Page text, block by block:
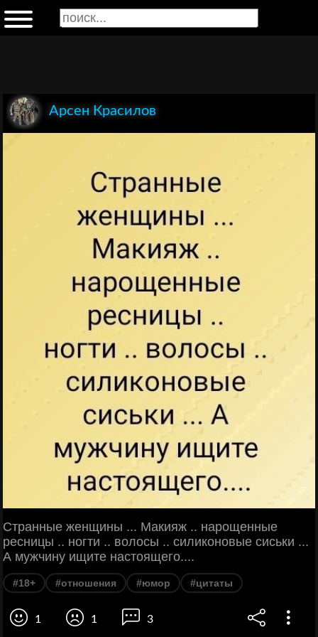
Арсен Красилов
Странные женщины ... Макияж .. нарощенные
ресницы .. ногти .. волосы .. силиконовые сиськи ...
А мужчину ищите настоящего....
#18+ #отношения #юмор #цитаты
1 1 3